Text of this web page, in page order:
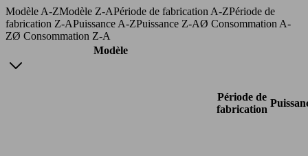
Modèle A-ZModèle Z-APériode de fabrication A-ZPériode de
fabrication Z-APuissance A-ZPuissance Z-AØ Consommation A-
ZØ Consommation Z-A
Modèle
Période de
fabrication